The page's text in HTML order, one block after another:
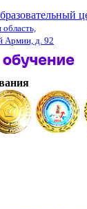
Армии, д. 92